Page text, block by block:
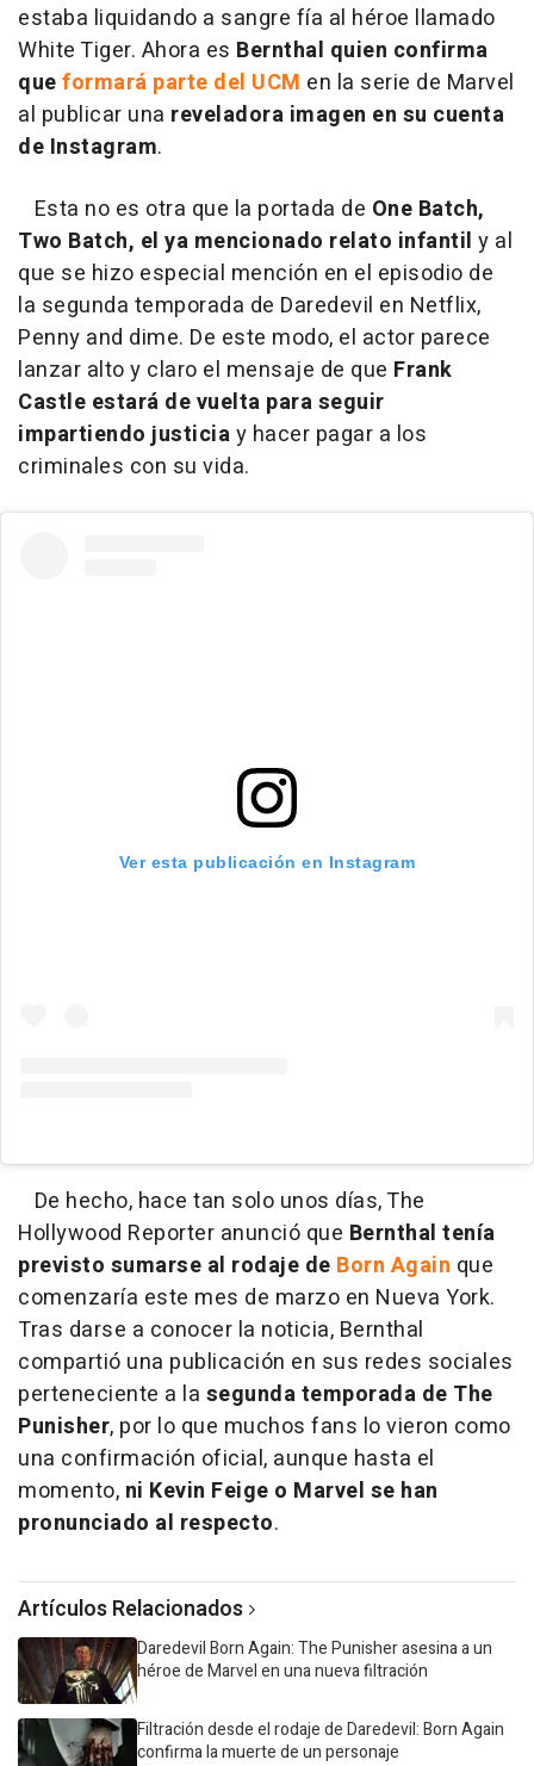
estaba liquidando a sangre fía al héroe llamado
White Tiger. Ahora es Bernthal quien confirma
queformará parte del UCM en la serie de Marvel
al publicar una reveladora imagen en su cuenta
de Instagram.
Esta no es otra que la portada de One Batch,
Two Batch, el ya mencionado relato infantil y al
que se hizo especial mención en el episodio de
la segunda temporada de Daredevil en Netflix,
Penny and dime. De este modo, el actor parece
lanzar alto y claro el mensaje de que Frank
Castle estará de vuelta para seguir
impartiendo justiciay hacer pagar a los
criminales con su vida.
Ver esta publicación en Instagram
De hecho, hace tan solo unos días, The
Hollywood Reporter anunció que Bernthal tenía
previsto sumarse al rodaje de Born Again que
comenzaría este mes de marzo en Nueva York.
Tras darse a conocer la noticia, Bernthal
compartió una publicación en sus redes sociales
perteneciente a la segunda temporada de The
Punisher, por lo que muchos fans lo vieron como
una confirmación oficial, aunque hasta el
momento, ni Kevin Feige o Marvel se han
pronunciado al respecto.
Artículos Relacionados
Daredevil Born Again: The Punisher asesina a un
héroe de Marvel en una nueva filtración
Filtración desde el rodaje de Daredevil: Born Again
confirma la muerte de un personaje